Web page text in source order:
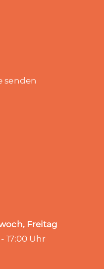
senden
Freitag
17:00 Uhr